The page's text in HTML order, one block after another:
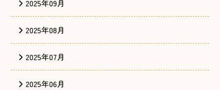
2025年09月
2025年08月
2025年07月
2025年06月